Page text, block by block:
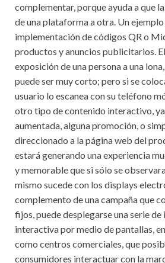
complementar, porque ayuda a que
de una plataforma a otra. Un
implementación de códigos QR o
productos y anuncios publicitarios.
exposición de una persona a una
puede ser muy corto; pero si se
usuario lo escanea con su teléfono
otro tipo de contenido interactivo,
aumentada, alguna promoción, o
direccionado a la página web del
estará generando una experiencia
y memorable que si sólo se
mismo sucede con los displays
complemento de una campaña que
fijos, puede desplegarse una serie
interactiva por medio de pantallas,
como centros comerciales, que
consumidores interactuar con la